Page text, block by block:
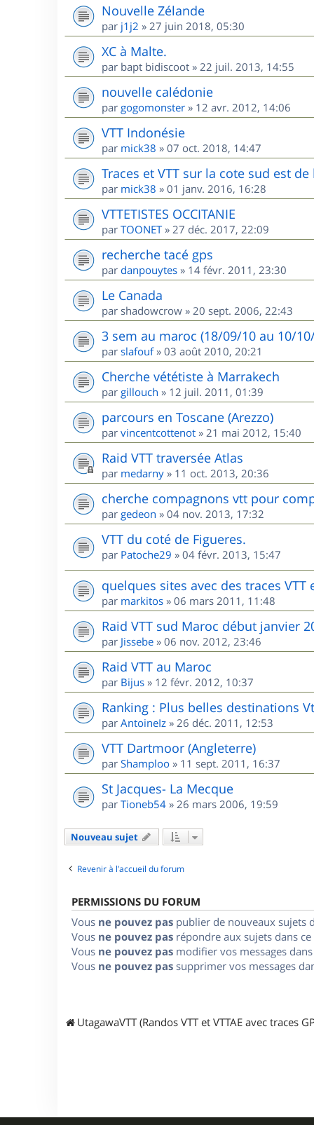
Nouvelle Zélande
par j1j2 » 27 juin 2018, 05:30
XC à Malte.
par bapt bidiscoot » 22 juil. 2013, 14:55
nouvelle calédonie
par gogomonster » 12 avr. 2012, 14:06
VTT Indonésie
par mick38 » 07 oct. 2018, 14:47
Traces et VTT sur la cote sud est de
par mick38 » 01 janv. 2016, 16:28
VTTETISTES OCCITANIE
par TOONET» 27 déc. 2017, 22:09
recherche tacé gps
par danpouytes » 14 févr. 2011, 23:30
Le Canada
par shadowcrow » 20 sept. 2006, 22:43
3 sem au maroc (18/09/10 au 10/
par slafouf» 03 août 2010, 20:21
Cherche vététiste à Marrakech
par gillouch » 12 juil. 2011, 01:39
parcours en Toscane (Arezzo)
par vincentcottenot » 21 mai 2012, 15:40
Raid VTT traversée Atlas
par medarny » 11 oct. 2013, 20:36
cherche compagnons vtt pour
par gedeon » 04 nov. 2013, 17:32
VTT du coté de Figueres.
par Patoche29 » 04 févr. 2013, 15:47
quelques sites avec des traces VTT
par markitos » 06 mars 2011, 11:48
Raid VTT sud Maroc début janvier
par Jissebe » 06 nov. 2012, 23:46
Raid VTT au Maroc
par Bijus » 12 févr. 2012, 10:37
Ranking : Plus belles destinations
par AntoineIz » 26 déc. 2011, 12:53
VTT Dartmoor (Angleterre)
par Shamploo » 11 sept. 2011, 16:37
St Jacques- La Mecque
par Tioneb54 » 26 mars 2006, 19:59
Nouveau sujet
Revenir à l’accueil du forum
PERMISSIONS DU FORUM
Vous ne pouvez pas publier de nouveaux sujets
Vous ne pouvez pas répondre aux sujets dans
Vous ne pouvez pas modifier vos messages
Vous ne pouvez pas supprimer vos messages
UtagawaVTT (Randos VTT et VTTAE avec traces